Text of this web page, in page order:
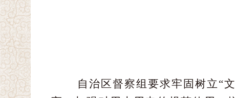
自治区督察组要求牢固树立“